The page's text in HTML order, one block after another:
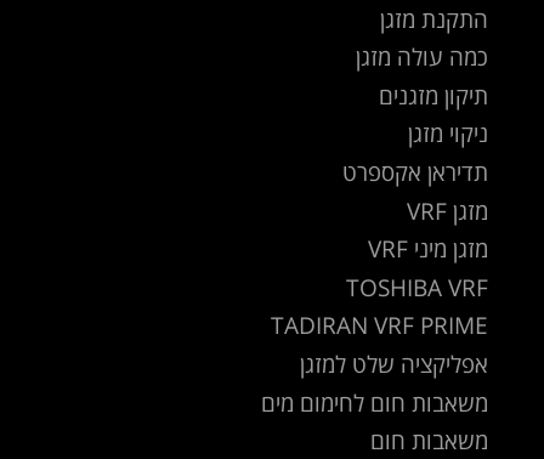
התקנת מזגן
כמה עולה מזגן
תיקון מזגנים
ניקוי מזגן
תדיראן אקספרט
מזגן VRF
מזגן מיני VRF
TOSHIBA VRF
TADIRAN VRF PRIME
אפליקציה שלט למזגן
משאבות חום לחימום מים
משאבות חום